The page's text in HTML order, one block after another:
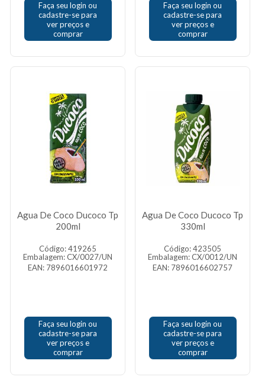
Faça seu login ou
cadastre-se para
ver preços e
comprar
Faça seu login ou
cadastre-se para
ver preços e
comprar
Agua De Coco Ducoco Tp
200ml
Código: 419265
Embalagem: CX/0027/UN
EAN: 7896016601972
Faça seu login ou
cadastre-se para
ver preços e
comprar
Agua De Coco Ducoco Tp
330ml
Código: 423505
Embalagem: CX/0012/UN
EAN: 7896016602757
Faça seu login ou
cadastre-se para
ver preços e
comprar